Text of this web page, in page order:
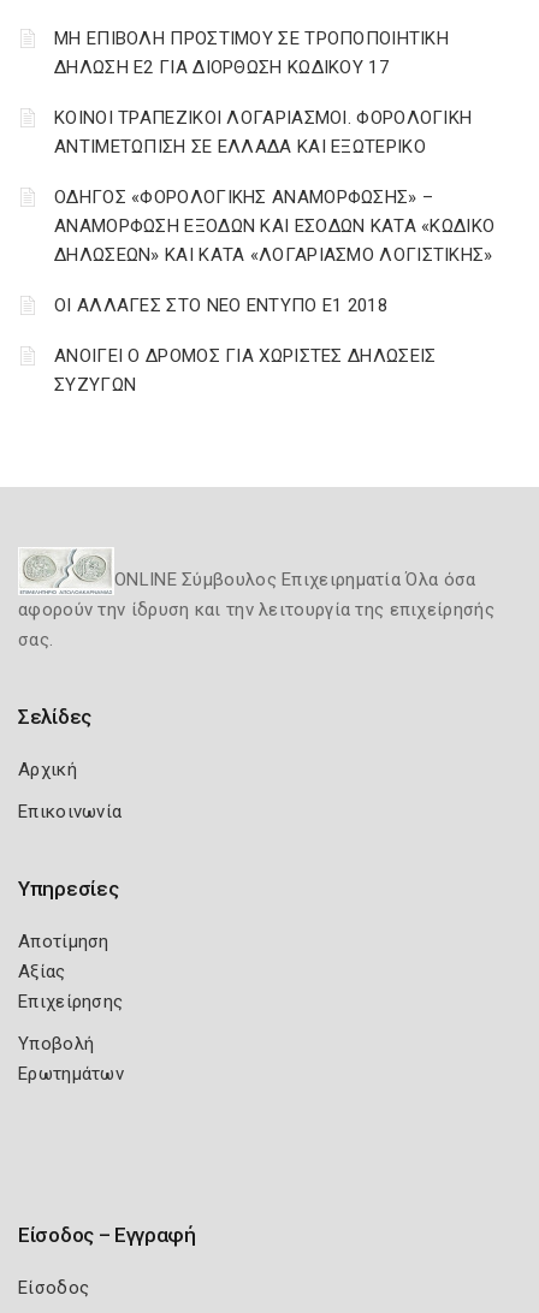
ΜΗ ΕΠΙΒΟΛΗ ΠΡΟΣΤΙΜΟΥ ΣΕ ΤΡΟΠΟΠΟΙΗΤΙΚΗ
ΔΗΛΩΣΗ Ε2 ΓΙΑ ΔΙΟΡΘΩΣΗ ΚΩΔΙΚΟΥ 17
ΚΟΙΝΟΙ ΤΡΑΠΕΖΙΚΟΙ ΛΟΓΑΡΙΑΣΜΟΙ. ΦΟΡΟΛΟΓΙΚΗ
ΑΝΤΙΜΕΤΩΠΙΣΗ ΣΕ ΕΛΛΑΔΑ ΚΑΙ ΕΞΩΤΕΡΙΚΟ
ΟΔΗΓΟΣ «ΦΟΡΟΛΟΓΙΚΗΣ ΑΝΑΜΟΡΦΩΣΗΣ» –
ΑΝΑΜΟΡΦΩΣΗ ΕΞΟΔΩΝ ΚΑΙ ΕΣΟΔΩΝ ΚΑΤΑ «ΚΩΔΙΚΟ
ΔΗΛΩΣΕΩΝ» ΚΑΙ ΚΑΤΑ «ΛΟΓΑΡΙΑΣΜΟ ΛΟΓΙΣΤΙΚΗΣ»
ΟΙ ΑΛΛΑΓΕΣ ΣΤΟ ΝΕΟ ΕΝΤΥΠΟ Ε1 2018
ΑΝΟΙΓΕΙ Ο ΔΡΟΜΟΣ ΓΙΑ ΧΩΡΙΣΤΕΣ ΔΗΛΩΣΕΙΣ
ΣΥΖΥΓΩΝ
ONLINE Σύμβουλος Επιχειρηματία Όλα όσα
αφορούν την ίδρυση και την λειτουργία της επιχείρησής
σας.
Σελίδες
Αρχική
Επικοινωνία
Υπηρεσίες
Αποτίμηση
Αξίας
Επιχείρησης
Υποβολή
Ερωτημάτων
Είσοδος – Εγγραφή
Είσοδος